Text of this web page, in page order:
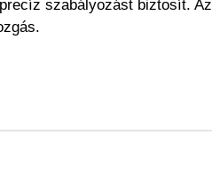
szabályozást biztosít. Az